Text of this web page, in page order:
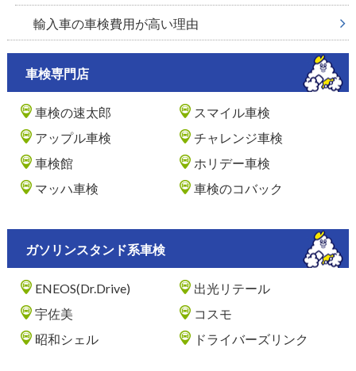
輸入車の車検費用が高い理由
車検専門店
車検の速太郎
スマイル車検
アップル車検
チャレンジ車検
車検館
ホリデー車検
マッハ車検
車検のコバック
ガソリンスタンド系車検
ENEOS(Dr.Drive)
出光リテール
宇佐美
コスモ
昭和シェル
ドライバーズリンク